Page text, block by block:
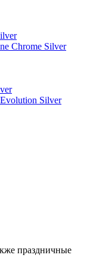
праздничные